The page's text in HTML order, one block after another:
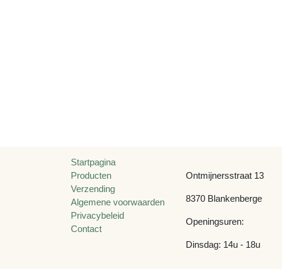
Startpagina
Producten
Verzending
Algemene
voorwaarden
Privacybeleid
Ontmijnersstraat 13
8370 Blankenberge
Openingsuren:
Dinsdag: 14u - 18u